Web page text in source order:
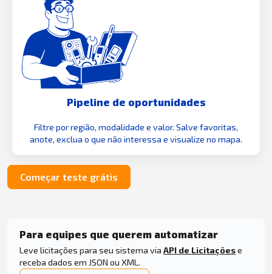
Pipeline de oportunidades
Filtre por região, modalidade e valor. Salve favoritas,
anote, exclua o que não interessa e visualize no mapa.
Começar teste grátis
Para equipes que querem automatizar
Leve licitações para seu sistema via API de Licitaçõese
receba dados em JSON ou XML.